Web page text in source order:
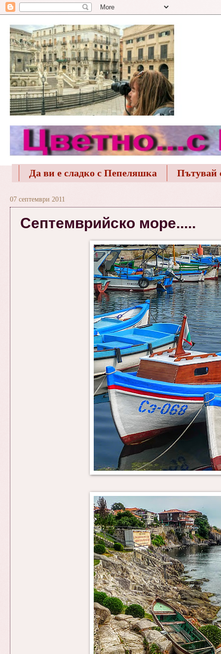
Да ви е сладко с Пепеляшка Пътувай
07 септември 2011
Септемврийско море.....